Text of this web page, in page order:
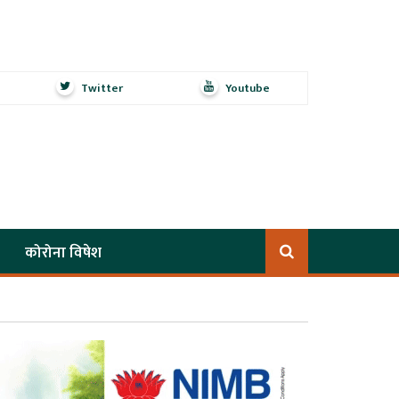
Twitter Youtube
कोरोना विषेश